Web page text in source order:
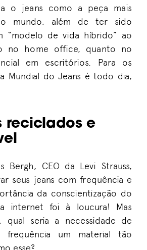
o jeans como a peça mais
mundo, além de ter sido
“modelo de vida híbrido” ao
no home office, quanto no
em escritórios. Para os
Mundial do Jeans é todo dia,
reciclados e
Bergh, CEO da Levi Strauss,
seus jeans com frequência e
da conscientização do
internet foi à loucura! Mas
qual seria a necessidade de
frequência um material tão
esse?